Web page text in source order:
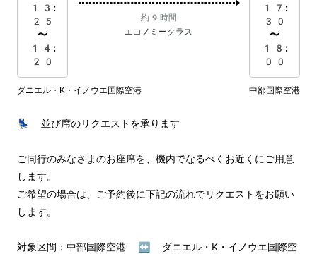
13:
25
〜
14:
20
約9時間
エコノミークラス
17:
30
〜
18:
00
ダニエル・K・イノウエ国際空港 中部国際空港
💺 並び席のリクエストを承ります
ご同行のみなさまのお座席を、機内でなるべくお近くにご用意
します。
ご希望の場合は、ご予約後に下記の流れでリクエストをお願い
します。
対象区間：中部国際空港 ↔︎ ダニエル・K・イノウエ国際空